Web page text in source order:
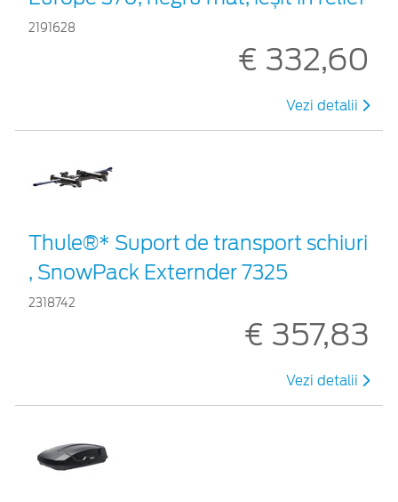
2191628
€ 332,60
Vezi detalii
Thule®* Suport de transport schiuri
, SnowPack Externder 7325
2318742
€ 357,83
Vezi detalii